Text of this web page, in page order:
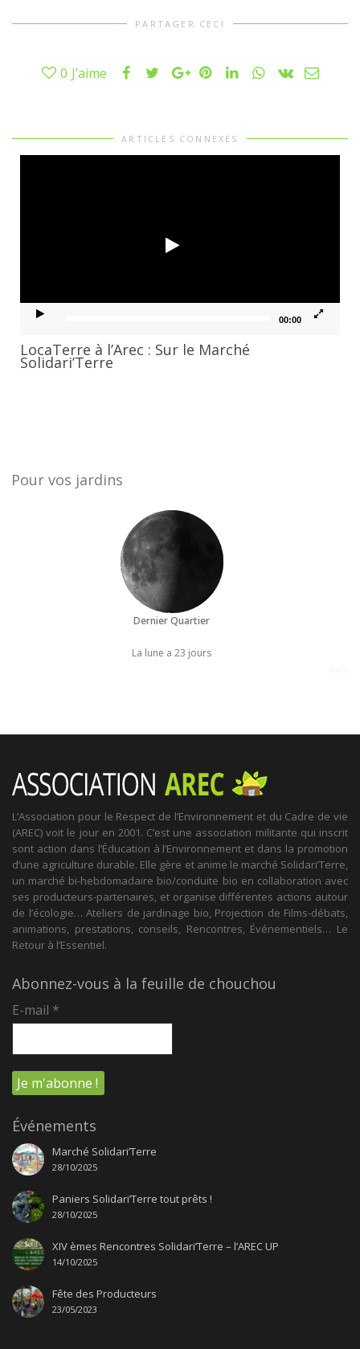
PARTAGER CECI
0 J’aime
ARTICLES CONNEXES
00:00
LocaTerre à l’Arec : Sur le Marché
Solidari’Terre
Pour vos jardins
Dernier Quartier
La lune a 23 jours
L’Association pour le Respect de l’Environnement et du Cadre de vie
(AREC) voit le jour en 2001. C’est une association militante qui inscrit
sont action dans l’Éducation à l’Environnement et dans la promotion
d’une agriculture durable. Elle gère et anime le marché Solidari’Terre,
un marché bi-hebdomadaire bio/conduite bio en collaboration avec
ses producteurs-partenaires, et organise différentes actions autour
de l’écologie… Ateliers de jardinage bio, Projection de Films-débats,
animations, prestations, conseils, Rencontres, Événementiels… Le
Retour à l’Essentiel.
Abonnez-vous à la feuille de chouchou
E-mail *
Événements
Marché Solidari’Terre
28/10/2025
Paniers Solidari’Terre tout prêts !
28/10/2025
XIV èmes Rencontres Solidari’Terre – l’AREC UP
14/10/2025
Fête des Producteurs
23/05/2023